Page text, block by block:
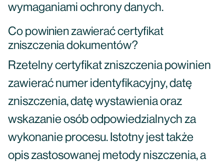
wymaganiami ochrony danych.
Co powinien zawierać certyfikat
zniszczenia dokumentów?
Rzetelny certyfikat zniszczenia powinien
zawierać numer identyfikacyjny, datę
zniszczenia, datę wystawienia oraz
wskazanie osób odpowiedzialnych za
wykonanie procesu. Istotny jest także
opis zastosowanej metody niszczenia, a